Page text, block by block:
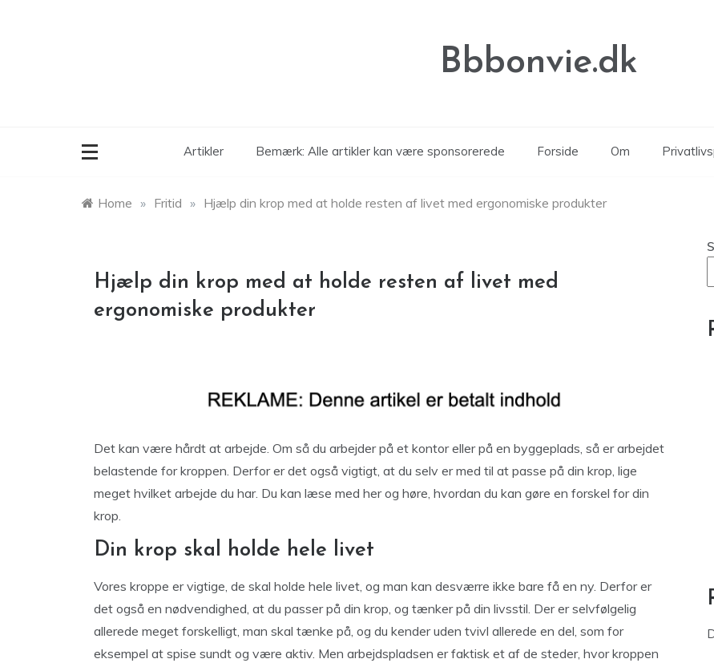
Bbbonvie.dk
Artikler Bemærk: Alle artikler kan være sponsorerede Forside Om
Home » Fritid » Hjælp din krop med at holde resten af livet med ergonomiske produkter
Hjælp din krop med at holde resten af livet med
ergonomiske produkter
Det kan være hårdt at arbejde. Om så du arbejder på et kontor eller på en byggeplads, så er arbejdet
belastende for kroppen. Derfor er det også vigtigt, at du selv er med til at passe på din krop, lige
meget hvilket arbejde du har. Du kan læse med her og høre, hvordan du kan gøre en forskel for din
krop.
Din krop skal holde hele livet
Vores kroppe er vigtige, de skal holde hele livet, og man kan desværre ikke bare få en ny. Derfor er
det også en nødvendighed, at du passer på din krop, og tænker på din livsstil. Der er selvfølgelig
allerede meget forskelligt, man skal tænke på, og du kender uden tvivl allerede en del, som for
eksempel at spise sundt og være aktiv. Men arbejdspladsen er faktisk et af de steder, hvor kroppen